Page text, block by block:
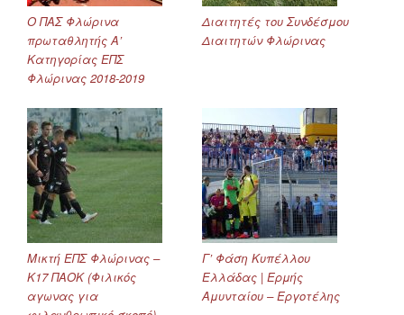
Ο ΠΑΣ Φλώρινα
πρωταθλητής Α’
Κατηγορίας ΕΠΣ
Φλώρινας 2018-2019
Διαιτητές του Συνδέσμου
Διαιτητών Φλώρινας
Μικτή ΕΠΣ Φλώρινας –
Κ17 ΠΑΟΚ (Φιλικός
αγωνας για
Γ’ Φάση Κυπέλλου
Ελλάδας | Ερμής
Αμυνταίου – Εργοτέλης